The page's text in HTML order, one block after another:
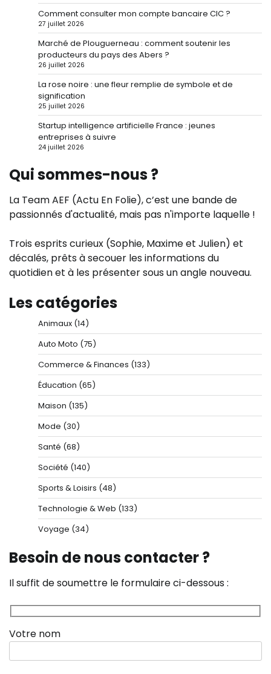
Comment consulter mon compte bancaire CIC ?
27 juillet 2026
Marché de Plouguerneau : comment soutenir les
producteurs du pays des Abers ?
26 juillet 2026
La rose noire : une fleur remplie de symbole et de
signification
25 juillet 2026
Startup intelligence artificielle France : jeunes
entreprises à suivre
24 juillet 2026
Qui sommes-nous ?
La Team AEF (Actu En Folie), c’est une bande de
passionnés d'actualité, mais pas n'importe laquelle !
Trois esprits curieux (Sophie, Maxime et Julien) et
décalés, prêts à secouer les informations du
quotidien et à les présenter sous un angle nouveau.
Les catégories
Animaux (14)
Auto Moto (75)
Commerce & Finances (133)
Éducation (65)
Maison (135)
Mode (30)
Santé (68)
Société (140)
Sports & Loisirs (48)
Technologie & Web (133)
Voyage (34)
Besoin de nous contacter ?
Il suffit de soumettre le formulaire ci-dessous :
Votre nom